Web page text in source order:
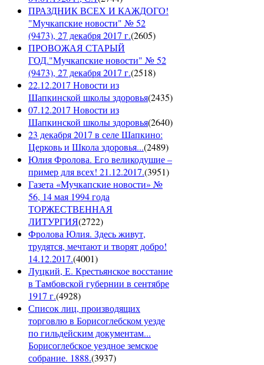
ПРАЗДНИК ВСЕХ И КАЖДОГО!
"Мучкапские новости" № 52
(9473), 27 декабря 2017 г.(2605)
ПРОВОЖАЯ СТАРЫЙ
ГОД."Мучкапские новости" № 52
(9473), 27 декабря 2017 г.(2518)
22.12.2017 Новости из
Шапкинской школы здоровья(2435)
07.12.2017 Новости из
Шапкинской школы здоровья(2640)
23 декабря 2017 в селе Шапкино:
Церковь и Школа здоровья...(2489)
Юлия Фролова. Его великодушие –
пример для всех! 21.12.2017.(3951)
Газета «Мучкапские новости» №
56, 14 мая 1994 года
ТОРЖЕСТВЕННАЯ
ЛИТУРГИЯ(2722)
Фролова Юлия. Здесь живут,
трудятся, мечтают и творят добро!
14.12.2017.(4001)
Луцкий, Е. Крестьянское восстание
в Тамбовской губернии в сентябре
1917 г.(4928)
Список лиц, производящих
торговлю в Борисоглебском уезде
по гильдейским документам...
Борисоглебское уездное земское
собрание. 1888.(3937)